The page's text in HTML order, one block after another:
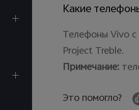
Какие
Телефоны Vivo с
Project Treble.
Примечание:
Это помогло?